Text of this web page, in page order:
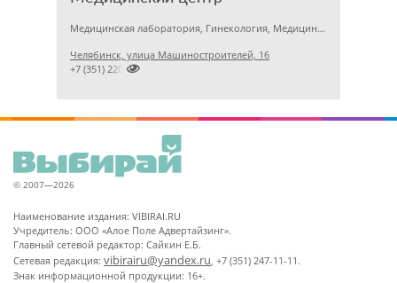
Медицинская лаборатория, Гинекология, Медицинский центр
Челябинск, улица Машиностроителей, 16

+7 (351) 2201031
© 2007—2026
Наименование издания: VIBIRAI.RU
Учредитель: ООО «Алое Поле Адвертайзинг».
Главный сетевой редактор: Сайкин Е.Б.
Сетевая редакция: vibirairu@yandex.ru, +7 (351) 247-11-11.
Знак информационной продукции: 16+.